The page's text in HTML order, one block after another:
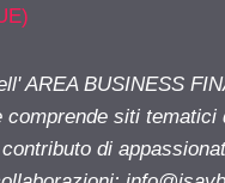
AREA BUSINESS
siti tematici
di